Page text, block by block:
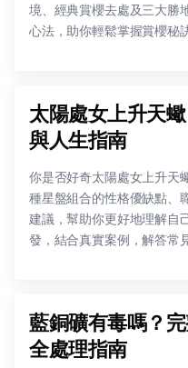
境、經典賞櫻去處及三大勝
心法，助你輕鬆掌握賞櫻秘訣
太陽處女上升天
與人生指南
你是否好奇太陽處女上升天
種星盤組合的性格優缺點、
建議，幫助你更好地理解自
發，結合真實案例，解答常
藍銅礦有毒嗎？
全處理指南